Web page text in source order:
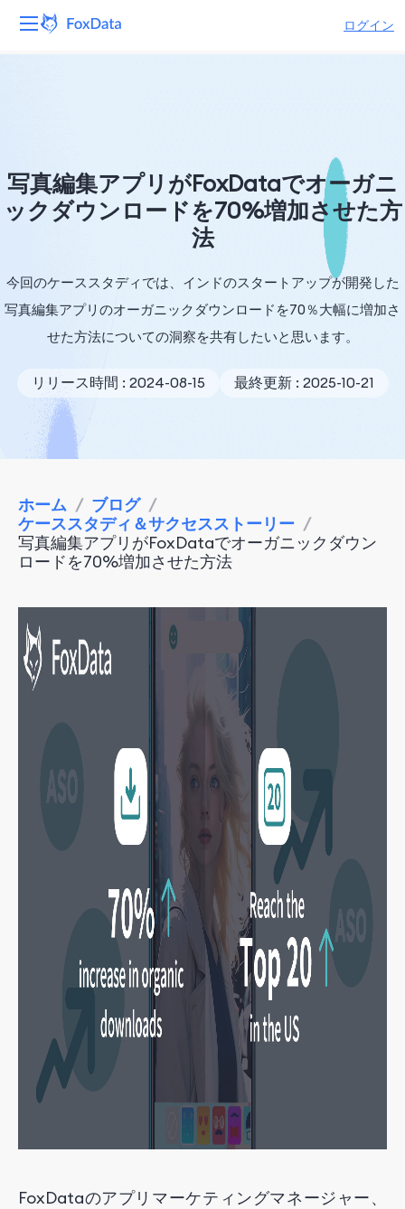
ログイン
ソリューション
リソース
会社
写真編集アプリがFoxDataでオーガニ
ックダウンロードを70%増加させた方
法
今回のケーススタディでは、インドのスタートアップが開発した
写真編集アプリのオーガニックダウンロードを70％大幅に増加さ
せた方法についての洞察を共有したいと思います。
リリース時間 : 2024-08-15 最終更新 : 2025-10-21
ホーム / ブログ /
ケーススタディ＆サクセスストーリー /
写真編集アプリがFoxDataでオーガニックダウン
ロードを70%増加させた方法
FoxDataのアプリマーケティングマネージャー、